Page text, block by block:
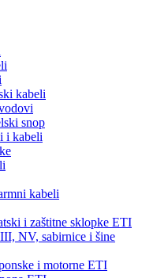
kabeli
snop
i kabeli
kabeli
i zaštitne sklopke ETI
NV, sabirnice i šine
i motorne ETI